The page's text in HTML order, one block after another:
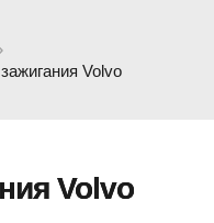
Volvo
Volvo